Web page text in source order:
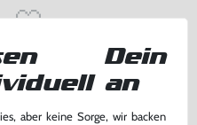
Dein
an
aber keine Sorge, wir backen